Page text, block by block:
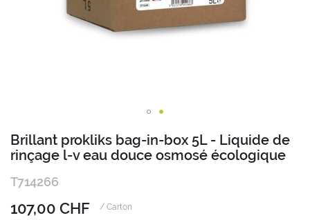
au
début
la
d’images
Brillant prokliks bag-in-box 5L - Liquide de
rinçage l-v eau douce osmosé écologique
T714266
107,00 CHF / Carton